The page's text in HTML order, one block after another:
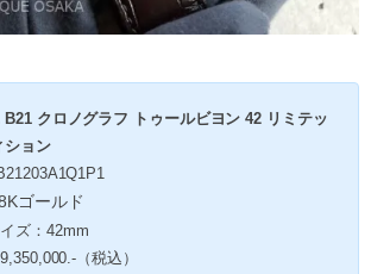
B21 クロノグラフ トゥールビヨン 42 リミテッ
ション
ゴールド
ズ：42mm
（税込）